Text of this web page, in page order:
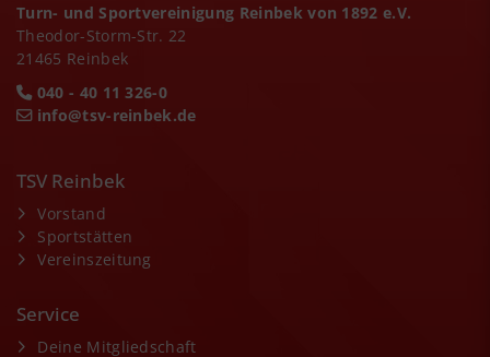
Turn- und Sportvereinigung Reinbek von 1892 e.V.
Theodor-Storm-Str. 22
21465 Reinbek
040 - 40 11 326-0
info@tsv-reinbek.de
TSV Reinbek
Vorstand
Sportstätten
Vereinszeitung
Service
Deine Mitgliedschaft